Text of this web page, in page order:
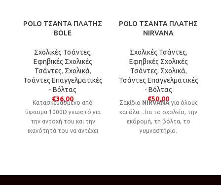
POLO ΤΣΑΝΤΑ ΠΛΑΤΗΣ
BOLE
Σχολικές Τσάντες,
Εφηβικές Σχολικές
Τσάντες, Σχολικά,
Τσάντες Επαγγελματικές
- Βόλτας
€36,00
Kατασκευασμένο από
ύφασμα 1000D γνωστό για
την αντοχή του και την
ικανότητά του να αντέχει
POLO ΤΣΑΝΤΑ ΠΛΑΤΗΣ
NIRVANA
Σχολικές Τσάντες,
Εφηβικές Σχολικές
Τσάντες, Σχολικά,
Τσάντες Επαγγελματικές
- Βόλτας
€50,00
Σακίδιο NIRVANA για όλους
και όλα…Για το σχολείο, την
εκδρομή, τη βόλτα, το
γυμναστήριο.